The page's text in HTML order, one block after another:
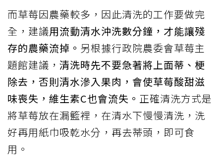
而草莓因農藥較多，因此清洗的工作要做完
全，建議用流動清水沖洗數分鐘，才能讓殘
存的農藥流掉。 另根據行政院農委會草莓主
題館建議， 清洗時先不要急著將上面蒂、梗
除去，否則清水滲入果肉，會使草莓酸甜滋
味喪失，維生素C也會流失。 正確清洗方式是
將草莓放在漏籃裡，在清水下慢慢清洗，洗
好再用紙巾吸乾水分，再去蒂頭，即可食
用。